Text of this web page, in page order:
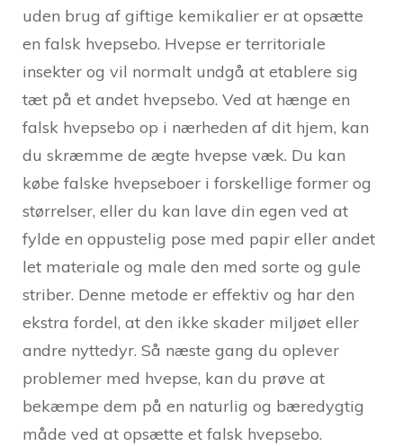
uden brug af giftige kemikalier er at opsætte
en falsk hvepsebo. Hvepse er territoriale
insekter og vil normalt undgå at etablere sig
tæt på et andet hvepsebo. Ved at hænge en
falsk hvepsebo op i nærheden af dit hjem, kan
du skræmme de ægte hvepse væk. Du kan
købe falske hvepseboer i forskellige former og
størrelser, eller du kan lave din egen ved at
fylde en oppustelig pose med papir eller andet
let materiale og male den med sorte og gule
striber. Denne metode er effektiv og har den
ekstra fordel, at den ikke skader miljøet eller
andre nyttedyr. Så næste gang du oplever
problemer med hvepse, kan du prøve at
bekæmpe dem på en naturlig og bæredygtig
måde ved at opsætte et falsk hvepsebo.